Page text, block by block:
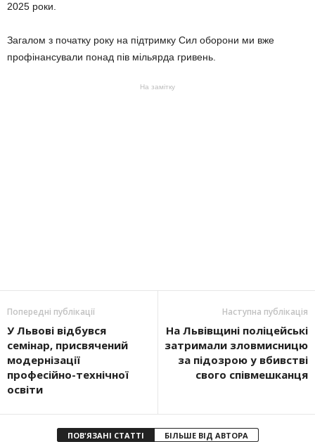
2025 роки.
Загалом з початку року на підтримку Сил оборони ми вже
профінансували понад пів мільярда гривень.
На замітку
Попередні публікації
У Львові відбувся
семінар, присвячений
модернізації
професійно-технічної
освіти
Наступна публікація
На Львівщині поліцейські
затримали зловмисницю
за підозрою у вбивстві
свого співмешканця
ПОВ'ЯЗАНІ СТАТТІ БІЛЬШЕ ВІД АВТОРА